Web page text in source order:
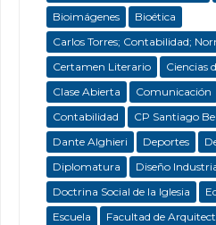
Bioimágenes
Bioética
Carlos Torres; Contabilidad;
Certamen Literario
Ciencias
Clase Abierta
Comunicación
Contabilidad
CP Santiago
Dante Alghieri
Deportes
Diplomatura
Diseño
Doctrina Social de la Iglesia
Escuela
Facultad de